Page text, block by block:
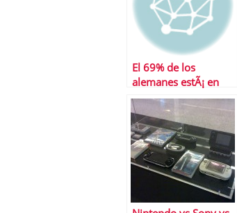
El 69% de los
alemanes estÃ¡ en
contra de la polÃ­tica
de Angela Merkel